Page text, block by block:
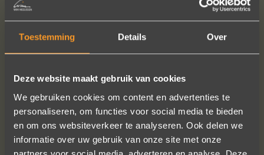
Toestemming Details Over
Deze website maakt gebruik van cookies
We gebruiken cookies om content en advertenties te
personaliseren, om functies voor social media te bieden
en om ons websiteverkeer te analyseren. Ook delen we
informatie over uw gebruik van onze site met onze